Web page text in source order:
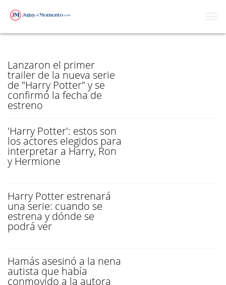
HARRY POTTER
Lanzaron el primer
trailer de la nueva serie
de "Harry Potter" y se
confirmó la fecha de
estreno
'Harry Potter': estos son
los actores elegidos para
interpretar a Harry, Ron
y Hermione
Harry Potter estrenará
una serie: cuando se
estrena y dónde se
podrá ver
Hamás asesinó a la nena
autista que había
conmovido a la autora